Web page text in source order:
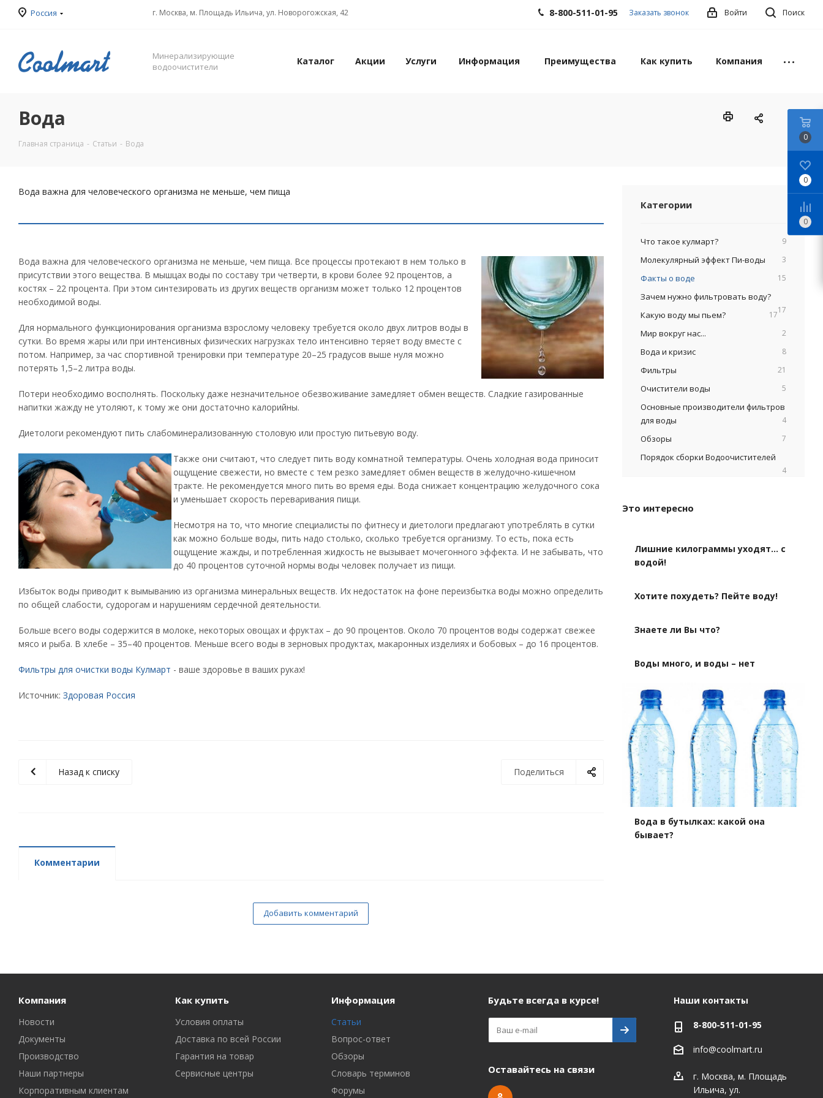
Россия г. Москва, м. Площадь Ильича, ул. Новорогожская, 42 Поиск
Войти
8-800-511-01-95 Заказать звонок
Минерализирующие
водоочистители
Каталог Акции Услуги Информация Преимущества Как купить Компания
Вода
Главная страница - Статьи - Вода
Вода важна для человеческого организма не меньше, чем пища
Вода важна для человеческого организма не меньше, чем пища. Все процессы протекают в нем только в
присутствии этого вещества. В мышцах воды по составу три четверти, в крови более 92 процентов, а
костях – 22 процента. При этом синтезировать из других веществ организм может только 12 процентов
необходимой воды.
Для нормального функционирования организма взрослому человеку требуется около двух литров воды в
сутки. Во время жары или при интенсивных физических нагрузках тело интенсивно теряет воду вместе с
потом. Например, за час спортивной тренировки при температуре 20–25 градусов выше нуля можно
потерять 1,5–2 литра воды.
Потери необходимо восполнять. Поскольку даже незначительное обезвоживание замедляет обмен веществ. Сладкие газированные
напитки жажду не утоляют, к тому же они достаточно калорийны.
Диетологи рекомендуют пить слабоминерализованную столовую или простую питьевую воду.
Также они считают, что следует пить воду комнатной температуры. Очень холодная вода приносит
ощущение свежести, но вместе с тем резко замедляет обмен веществ в желудочно-кишечном
тракте. Не рекомендуется много пить во время еды. Вода снижает концентрацию желудочного сока
и уменьшает скорость переваривания пищи.
Несмотря на то, что многие специалисты по фитнесу и диетологи предлагают употреблять в сутки
как можно больше воды, пить надо столько, сколько требуется организму. То есть, пока есть
ощущение жажды, и потребленная жидкость не вызывает мочегонного эффекта. И не забывать, что
до 40 процентов суточной нормы воды человек получает из пищи.
Избыток воды приводит к вымыванию из организма минеральных веществ. Их недостаток на фоне переизбытка воды можно определить
по общей слабости, судорогам и нарушениям сердечной деятельности.
Больше всего воды содержится в молоке, некоторых овощах и фруктах – до 90 процентов. Около 70 процентов воды содержат свежее
мясо и рыба. В хлебе – 35–40 процентов. Меньше всего воды в зерновых продуктах, макаронных изделиях и бобовых – до 16 процентов.
Фильтры для очистки воды Кулмарт - ваше здоровье в ваших руках!
Источник: Здоровая Россия
Поделиться
Назад к списку
Комментарии
Добавить комментарий
Категории
Что такое кулмарт? 9
Молекулярный эффект Пи-воды 3
Факты о воде 15
Зачем нужно фильтровать воду?
17
Какую воду мы пьем? 17
Мир вокруг нас... 2
Вода и кризис 8
Фильтры 21
Очистители воды 5
Основные производители фильтров
для воды
4
Обзоры 7
Порядок сборки Водоочистителей
4
Это интересно
Лишние килограммы уходят… с
водой!
Хотите похудеть? Пейте воду!
Знаете ли Вы что?
Воды много, и воды – нет
Вода в бутылках: какой она
бывает?
Компания
Новости
Документы
Производство
Наши партнеры
Корпоративным клиентам
Как купить
Условия оплаты
Доставка по всей России
Гарантия на товар
Сервисные центры
Информация
Статьи
Вопрос-ответ
Обзоры
Словарь терминов
Форумы
Будьте всегда в курсе!
Оставайтесь на связи
Наши контакты
8-800-511-01-95
info@coolmart.ru
г. Москва, м. Площадь
Ильича, ул.
0
0
0